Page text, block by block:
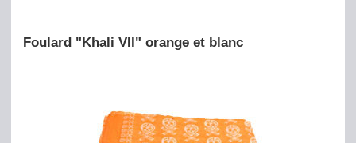
Foulard "Khali VII" orange et blanc